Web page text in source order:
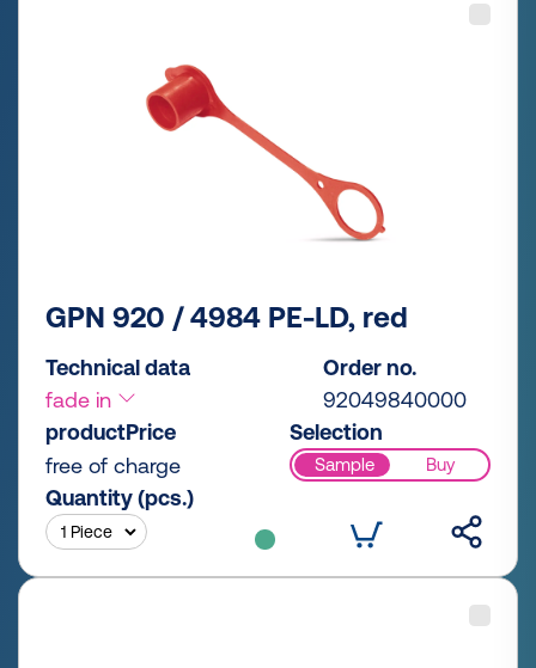
GPN 920 / 4984 PE-LD, red
Technical data
fade in
Order no.
92049840000
productPrice
free of charge
Selection
Sample Buy
Quantity (pcs.)